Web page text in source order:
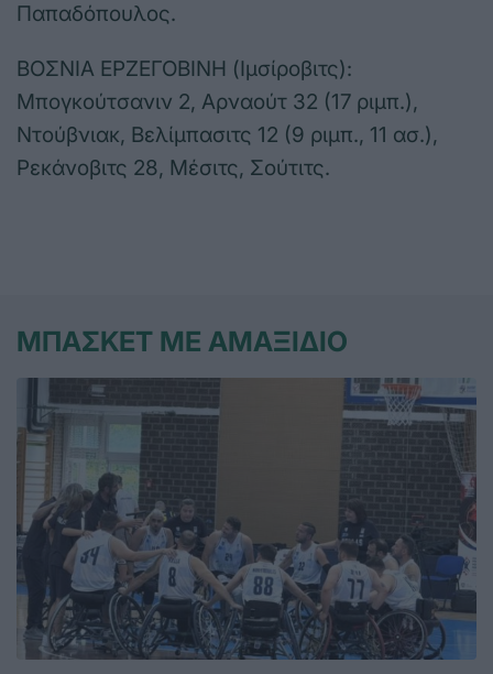
Παπαδόπουλος.
ΒΟΣΝΙΑ ΕΡΖΕΓΟΒΙΝΗ (Ιμσίροβιτς):
Μπογκούτσανιν 2, Αρναούτ 32 (17 ριμπ.),
Ντούβνιακ, Βελίμπασιτς 12 (9 ριμπ., 11 ασ.),
Ρεκάνοβιτς 28, Μέσιτς, Σούτιτς.
ΜΠΑΣΚΕΤ ΜΕ ΑΜΑΞΙΔΙΟ